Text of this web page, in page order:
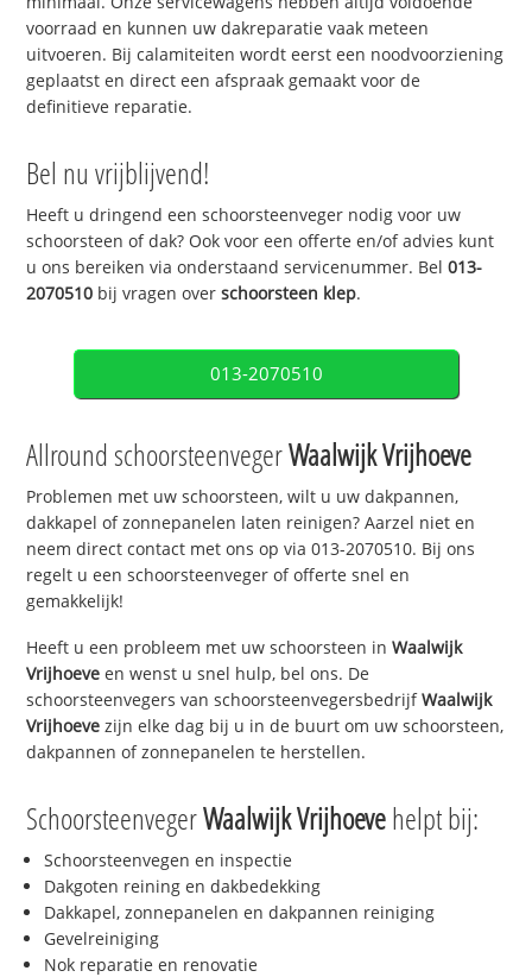
voorraad en kunnen uw dakreparatie vaak meteen
uitvoeren. Bij calamiteiten wordt eerst een noodvoorziening
geplaatst en direct een afspraak gemaakt voor de
definitieve reparatie.
Bel nu vrijblijvend!
Heeft u dringend een schoorsteenveger nodig voor uw
schoorsteen of dak? Ook voor een offerte en/of advies kunt
u ons bereiken via onderstaand servicenummer. Bel013-
2070510 bij vragen overschoorsteen klep.
013-2070510
Allround schoorsteenvegerWaalwijk Vrijhoeve
Problemen met uw schoorsteen, wilt u uw dakpannen,
dakkapel of zonnepanelen laten reinigen? Aarzel niet en
neem direct contact met ons op via 013-2070510. Bij ons
regelt u een schoorsteenveger of offerte snel en
gemakkelijk!
Heeft u een probleem met uw schoorsteen inWaalwijk
Vrijhoeve en wenst u snel hulp, bel ons. De
schoorsteenvegers van schoorsteenvegersbedrijfWaalwijk
Vrijhoeve zijn elke dag bij u in de buurt om uw schoorsteen,
dakpannen of zonnepanelen te herstellen.
SchoorsteenvegerWaalwijk Vrijhoevehelpt bij:
Schoorsteenvegen en inspectie
Dakgoten reining en dakbedekking
Dakkapel, zonnepanelen en dakpannen reiniging
Gevelreiniging
Nok reparatie en renovatie